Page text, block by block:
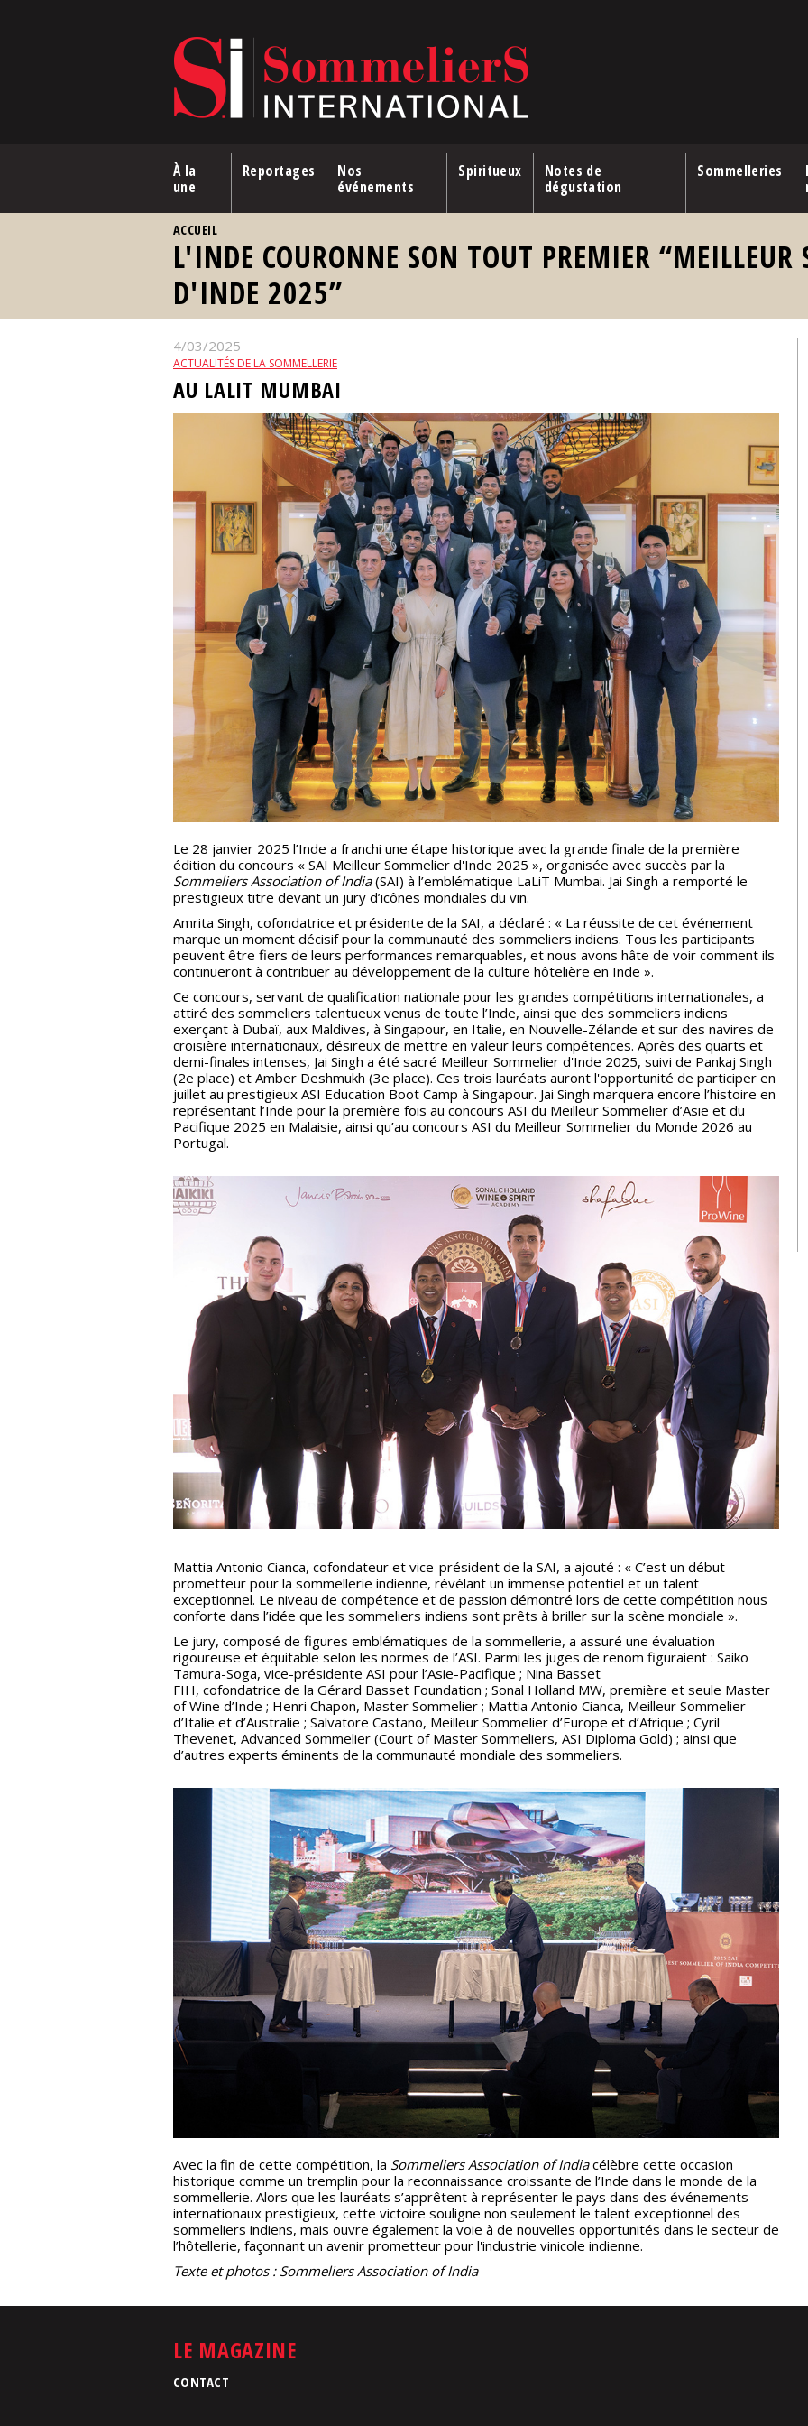
À la
une
Reportages
Nos
événements
Spiritueux
Notes de
dégustation
Sommelleries
ACCUEIL
L'INDE COURONNE SON TOUT PREMIER “MEILLEUR
D'INDE 2025”
4/03/2025
ACTUALITÉS DE LA SOMMELLERIE
AU LALIT MUMBAI
Le 28 janvier 2025 l’Inde a franchi une étape historique avec la grande finale de la première
édition du concours « SAI Meilleur Sommelier d'Inde 2025 », organisée avec succès par la
Sommeliers Association of India(SAI) à l’emblématique LaLiT Mumbai. Jai Singh a remporté le
prestigieux titre devant un jury d’icônes mondiales du vin.
Amrita Singh, cofondatrice et présidente de la SAI, a déclaré : « La réussite de cet événement
marque un moment décisif pour la communauté des sommeliers indiens. Tous les participants
peuvent être fiers de leurs performances remarquables, et nous avons hâte de voir comment ils
continueront à contribuer au développement de la culture hôtelière en Inde ».
Ce concours, servant de qualification nationale pour les grandes compétitions internationales, a
attiré des sommeliers talentueux venus de toute l’Inde, ainsi que des sommeliers indiens
exerçant à Dubaï, aux Maldives, à Singapour, en Italie, en Nouvelle-Zélande et sur des navires de
croisière internationaux, désireux de mettre en valeur leurs compétences. Après des quarts et
demi-finales intenses, Jai Singh a été sacré Meilleur Sommelier d'Inde 2025, suivi de Pankaj Singh
(2e place) et Amber Deshmukh (3e place). Ces trois lauréats auront l'opportunité de participer en
juillet au prestigieux ASI Education Boot Camp à Singapour. Jai Singh marquera encore l’histoire en
représentant l’Inde pour la première fois au concours ASI du Meilleur Sommelier d’Asie et du
Pacifique 2025 en Malaisie, ainsi qu’au concours ASI du Meilleur Sommelier du Monde 2026 au
Portugal.
Mattia Antonio Cianca, cofondateur et vice-président de la SAI, a ajouté : « C’est un début
prometteur pour la sommellerie indienne, révélant un immense potentiel et un talent
exceptionnel. Le niveau de compétence et de passion démontré lors de cette compétition nous
conforte dans l’idée que les sommeliers indiens sont prêts à briller sur la scène mondiale ».
Le jury, composé de figures emblématiques de la sommellerie, a assuré une évaluation
rigoureuse et équitable selon les normes de l’ASI. Parmi les juges de renom figuraient : Saiko
Tamura-Soga, vice-présidente ASI pour l’Asie-Pacifique ; Nina Basset
FIH, cofondatrice de la Gérard Basset Foundation ; Sonal Holland MW, première et seule Master
of Wine d’Inde ; Henri Chapon, Master Sommelier ; Mattia Antonio Cianca, Meilleur Sommelier
d’Italie et d’Australie ; Salvatore Castano, Meilleur Sommelier d’Europe et d’Afrique ; Cyril
Thevenet, Advanced Sommelier (Court of Master Sommeliers, ASI Diploma Gold) ; ainsi que
d’autres experts éminents de la communauté mondiale des sommeliers.
Avec la fin de cette compétition, la Sommeliers Association of Indiacélèbre cette occasion
historique comme un tremplin pour la reconnaissance croissante de l’Inde dans le monde de la
sommellerie. Alors que les lauréats s’apprêtent à représenter le pays dans des événements
internationaux prestigieux, cette victoire souligne non seulement le talent exceptionnel des
sommeliers indiens, mais ouvre également la voie à de nouvelles opportunités dans le secteur de
l’hôtellerie, façonnant un avenir prometteur pour l'industrie vinicole indienne.
Texte et photos : Sommeliers Association of India
LE MAGAZINE
CONTACT